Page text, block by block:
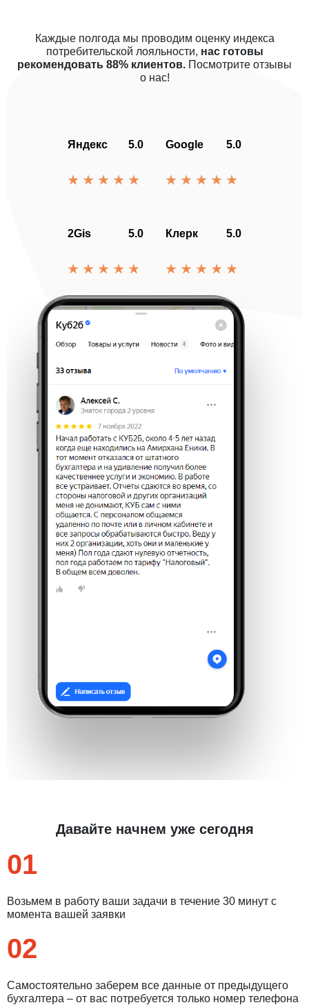
Каждые полгода мы проводим оценку индекса
потребительской лояльности, нас готовы
рекомендовать 88% клиентов. Посмотрите отзывы
о нас!
Яндекс 5.0 Google 5.0
2Gis 5.0 Клерк 5.0
Давайте начнем уже сегодня
01
Возьмем в работу ваши задачи в течение 30 минут с
момента вашей заявки
02
Самостоятельно заберем все данные от предыдущего
бухгалтера – от вас потребуется только номер телефона